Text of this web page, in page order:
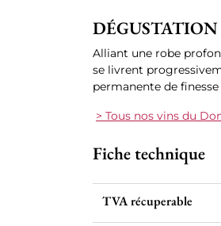
DÉGUSTATION
Alliant une robe
se livrent
permanente de
> Tous nos vins du
Fiche technique
TVA récuperable